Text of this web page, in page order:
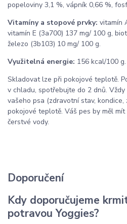
popeloviny 3,1 %, vápník 0,66 %,
Vitamíny a stopové prvky: vitamín
vitamín E (3a700) 137 mg/ 100 g,
železo (3b103) 10 mg/ 100 g.
Využitelná energie: 156 kcal/100 g.
Skladovat lze při pokojové teplotě.
v chladu, spotřebujte do 2 dnů.
vašeho psa (zdravotní stav, kondice,
pokojové teplotě. Váš pes by měl
čerstvé vody.
Doporučení
Kdy doporučujeme
potravou Yoggies?